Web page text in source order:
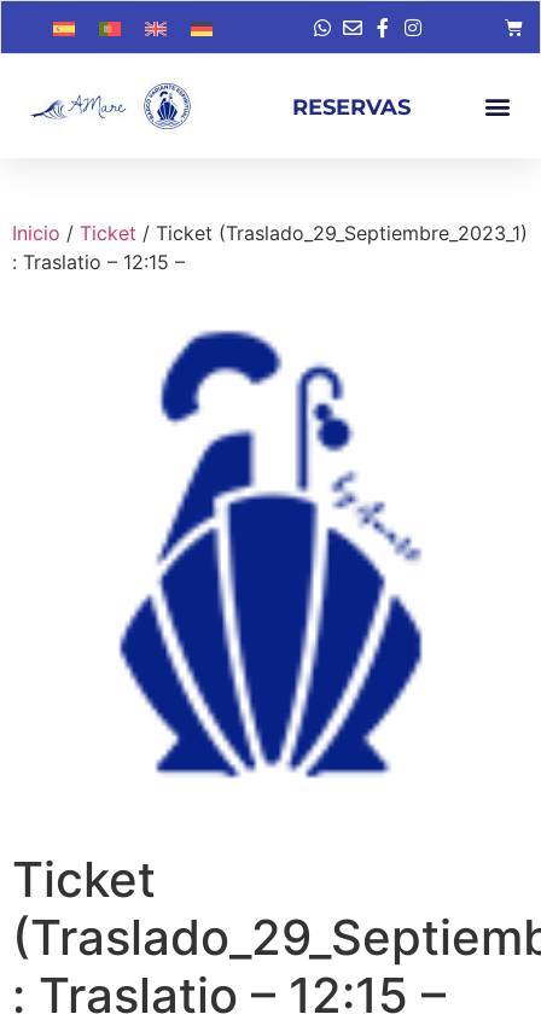
RESERVAS
Inicio / Ticket / Ticket (Traslado_29_Septiembre_2023_1)
: Traslatio – 12:15 –
Ticket
: Traslatio – 12:15 –